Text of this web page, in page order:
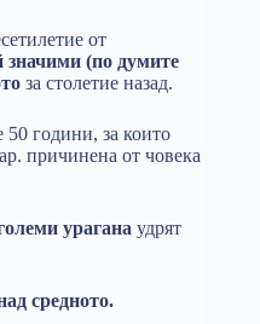
от
(по думите
за столетие назад.
50 години, за които
причинена от човека
урагана удрят
средното.